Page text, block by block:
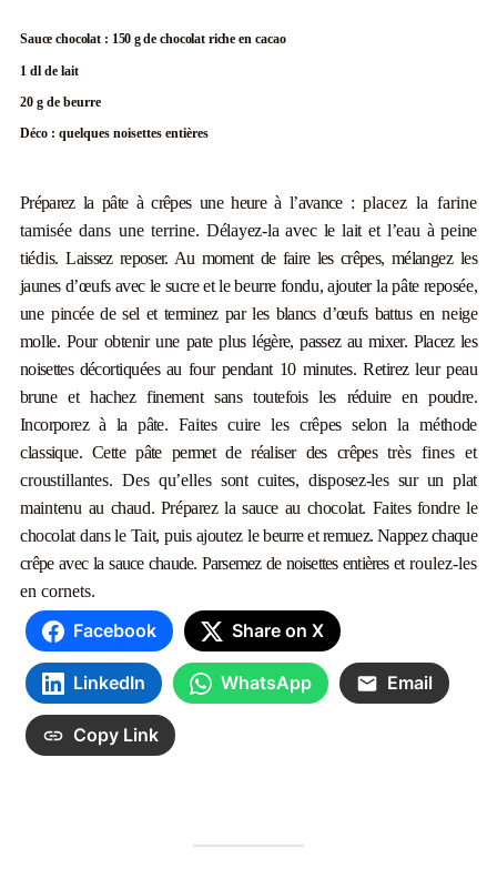
Sauce chocolat : 150 gde chocolat riche en cacao
1 dl de lait
20 g de beurre
Déco : quelques noisettes entières
Préparez la pâte à crêpes une heure à l’avance : placez la farine
tamisée dans une terrine. Délayez-la avec le lait et l’eau à peine
tiédis. Laissez reposer. Au moment de faire les crêpes, mélangez les
jaunes d’œufs avec le sucre et lebeurre fondu, ajouter la pâte reposée,
une pincée de sel et terminez par les blancs d’œufs battus en neige
molle. Pour obtenir une pate plus légère, passez au mixer. Placez les
noisettes décortiquées au four pendant 10 minutes. Retirez leur peau
brune et hachez finement sans toutefois les réduire en poudre.
Incorporez à la pâte. Faites cuire les crêpes selon la méthode
classique. Cette pâte permet de réaliser des crêpes très fines et
croustillantes. Des qu’elles sont cuites, disposez-les sur un plat
maintenu au chaud. Préparez la sauce au chocolat. Faites fondre le
chocolat dans le Tait, puis ajoutez le beurre et remuez. Nappez chaque
crêpe avec la sauce chaude. Parsemez de noisettes entières et roulez-les
en cornets.
Facebook Share on X
LinkedIn WhatsApp Email
Copy Link